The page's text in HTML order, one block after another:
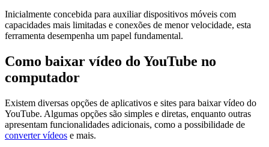
Inicialmente concebida para auxiliar dispositivos móveis com
capacidades mais limitadas e conexões de menor velocidade, esta
ferramenta desempenha um papel fundamental.
Como baixar vídeo do YouTube no
computador
Existem diversas opções de aplicativos e sites para baixar vídeo do
YouTube. Algumas opções são simples e diretas, enquanto outras
apresentam funcionalidades adicionais, como a possibilidade de
converter vídeos e mais.